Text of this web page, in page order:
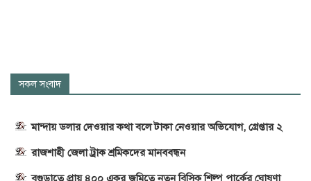
সকল সংবাদ
মান্দায় ডলার দেওয়ার কথা বলে টাকা নেওয়ার অভিযোগ, গ্রেপ্তার ২
রাজশাহী জেলা ট্রাক শ্রমিকদের মানববন্ধন
বগুড়াতে প্রায় ৪০০ একর জমিতে নতুন বিসিক শিল্প পার্কের ঘোষণা